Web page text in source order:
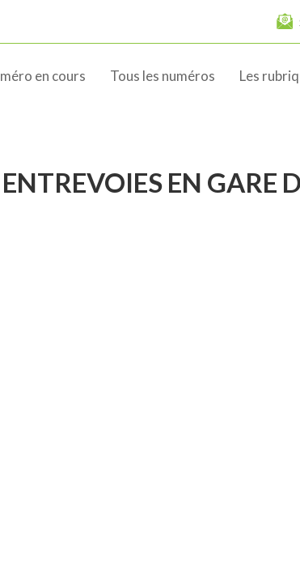
en cours Tous les numéros Les
EN GARE